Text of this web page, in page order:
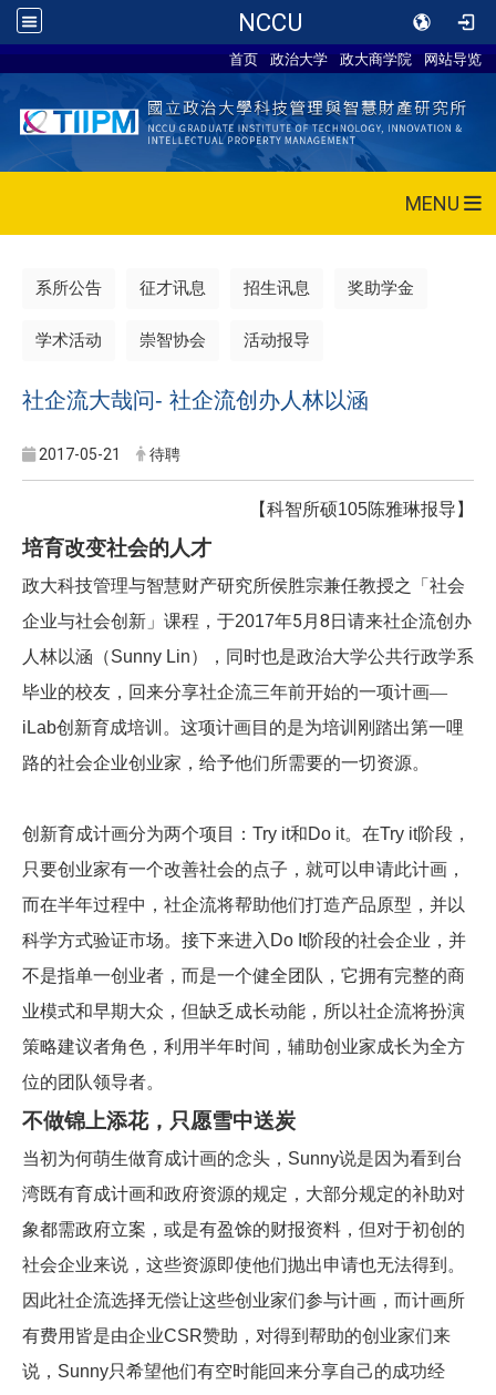
NCCU
首页 政治大学 政大商学院 网站导览
MENU
系所公告 征才讯息 招生讯息 奖助学金
学术活动 崇智协会 活动报导
社企流大哉问- 社企流创办人林以涵
2017-05-21 待聘
【科智所硕105陈雅琳报导 】
培育改变社会的人才
政大科技管理与智慧财产研究所侯胜宗兼任教授之「社会
企业与社会创新」课程，于2017年5月8日请来社企流创办
人林以涵（Sunny Lin），同时也是政治大学公共行政学系
毕业的校友，回来分享社企流三年前开始的一项计画—
iLab创新育成培训。这项计画目的是为培训刚踏出第一哩
路的社会企业创业家，给予他们所需要的一切资源。
创新育成计画分为两个项目： Try it和Do it。在Try it阶段，
只要创业家有一个改善社会的点子，就可以申请此计画，
而在半年过程中，社企流将帮助他们打造产品原型，并以
科学方式验证市场。接下来进入 Do It阶段的社会企业，并
不是指单一创业者，而是一个健全团队，它拥有完整的商
业模式和早期大众，但缺乏成长动能，所以社企流将扮演
策略建议者角色，利用半年时间，辅助创业家成长为全方
位的团队领导者。
不做锦上添花，只愿雪中送炭
当初为何萌生做育成计画的念头， Sunny说是因为看到台
湾既有育成计画和政府资源的规定，大部分规定的补助对
象都需政府立案，或是有盈馀的财报资料，但对于初创的
社会企业来说，这些资源即使他们抛出申请也无法得到。
因此社企流选择无偿让这些创业家们参与计画，而计画所
有费用皆是由企业CSR赞助，对得到帮助的创业家们来
说， Sunny只希望他们有空时能回来分享自己的成功经